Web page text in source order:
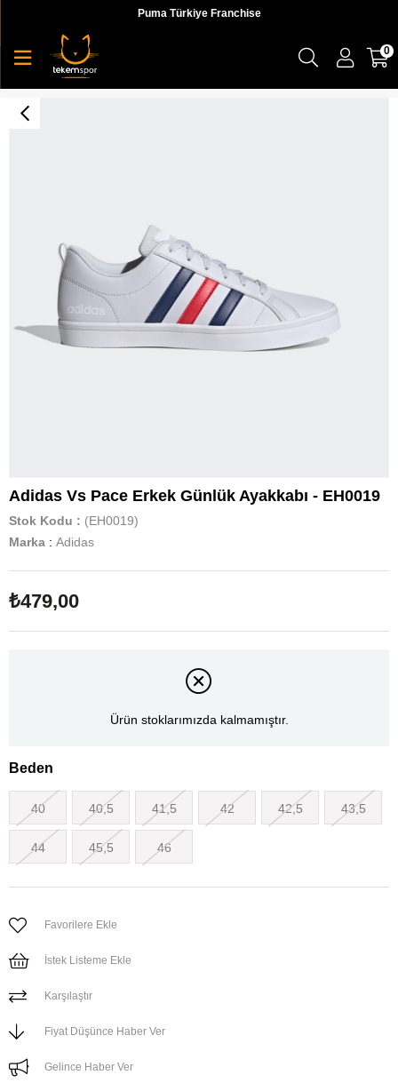
Puma Türkiye Franchise
0
Adidas Vs Pace Erkek Günlük Ayakkabı - EH0019
Stok Kodu
(EH0019)
Marka : Adidas
₺479,00
Ürün stoklarımızda kalmamıştır.
Beden
40 40,5 41,5 42 42,5 43,5
44 45,5 46
Favorilere Ekle
İstek Listeme Ekle
Karşılaştır
Fiyat Düşünce Haber Ver
Gelince Haber Ver